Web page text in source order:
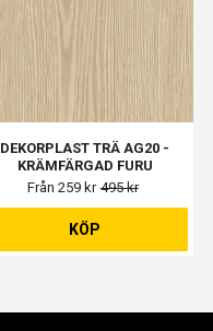
DEKORPLAST TRÄ AG20 -
KRÄMFÄRGAD FURU
Från 259 kr 495 kr
KÖP